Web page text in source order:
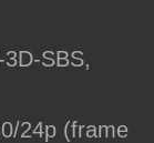
SBS,
24p (frame